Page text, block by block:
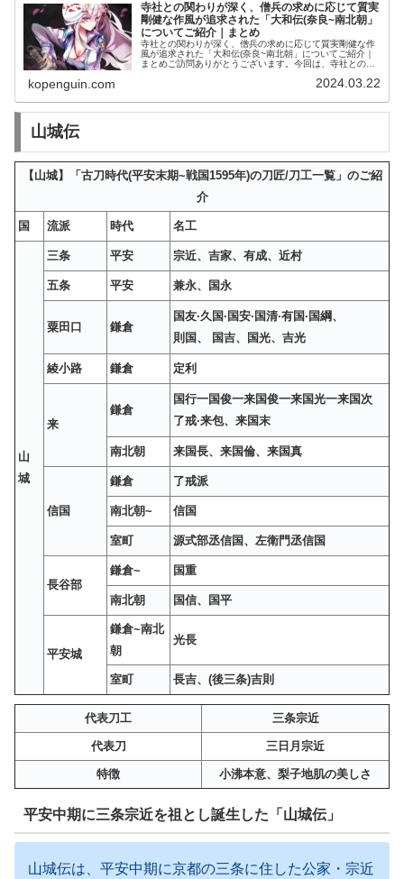
寺社との関わりが深く、僧兵の求めに応じて質実
剛健な作風が追求された「大和伝(奈良~南北朝」
についてご紹介｜まとめ
寺社との関わりが深く、僧兵の求めに応じて質実剛健な作
風が追求された「大和伝(奈良~南北朝」についてご紹介｜
まとめご訪問ありがとうございます。今回は、寺社との関
kopenguin.com 2024.03.22
山城伝
【山城】「古刀時代(平安末期~戦国1595年)の刀匠/刀工一覧」のご紹
介
国 流派 時代 名工
山
城
三条 平安 宗近、吉家、有成、近村
五条 平安 兼永、国永
粟田口 鎌倉
国友·久国·国安·国清·有国·国綱、
則国、 国吉、国光、吉光
綾小路 鎌倉 定利
来
鎌倉
国行一国俊一来国俊一来国光一来国次
了戒·来包、来国末
南北朝 来国長、来国倫、来国真
信国
鎌倉 了戒派
南北朝~ 信国
室町 源式部丞信国、左衛門丞信国
長谷部
鎌倉~ 国重
南北朝 国信、国平
平安城
鎌倉~南北
朝
光長
室町 長吉、(後三条)吉則
代表刀工 三条宗近
代表刀 三日月宗近
特徴 小沸本意、梨子地肌の美しさ
平安中期に三条宗近を祖とし誕生した「山城伝」
山城伝は、平安中期に京都の三条に住した公家・宗近